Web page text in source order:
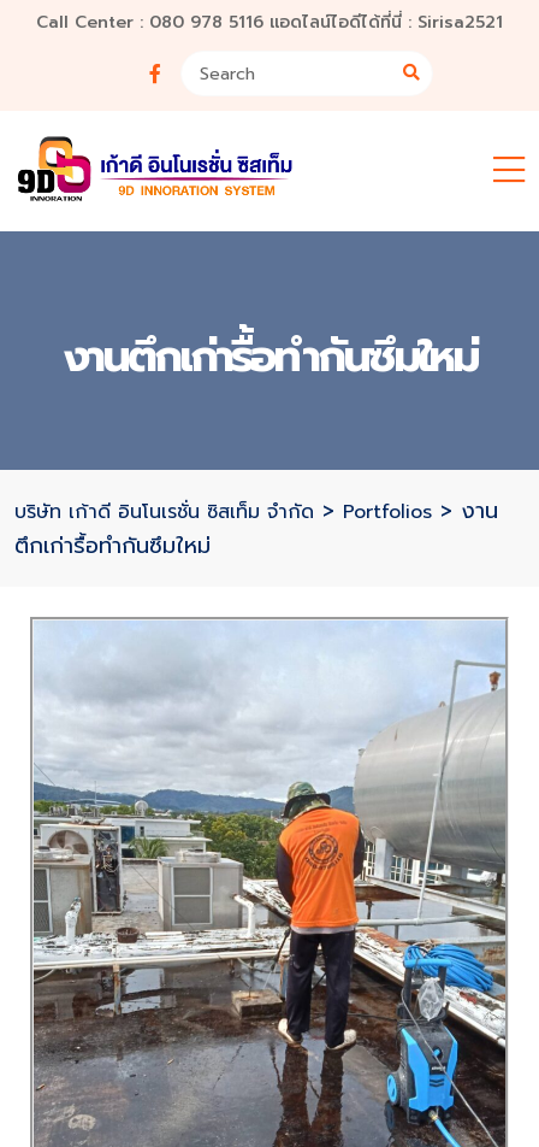
Call Center : 080 978 5116 แอดไลน์ไอดีได้ที่นี่ : Sirisa2521
งานตึกเก่ารื้อทำกันซึมใหม่
บริษัท เก้าดี อินโนเรชั่น ซิสเท็ม จำกัด > Portfolios > งาน
ตึกเก่ารื้อทำกันซึมใหม่